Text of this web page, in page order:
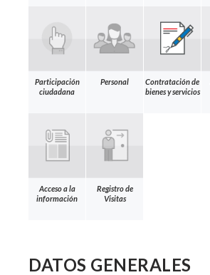
Participación
ciudadana
Personal
Contratación de
bienes y servicios
Acceso a la
información
Registro de
Visitas
DATOS GENERALES